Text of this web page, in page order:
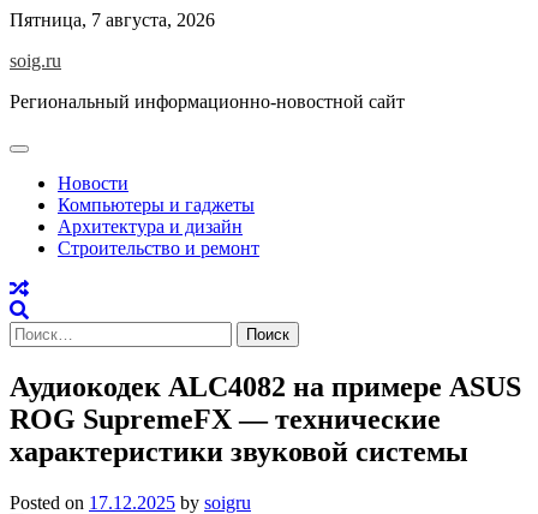
Skip
content
Пятница, 7 августа, 2026
soig.ru
Региональный информационно-новостной сайт
Новости
Компьютеры и гаджеты
Архитектура и дизайн
Строительство и ремонт
Найти:
Аудиокодек ALC4082 на примере ASUS
ROG SupremeFX — технические
характеристики звуковой системы
Posted on 17.12.2025 by soigru